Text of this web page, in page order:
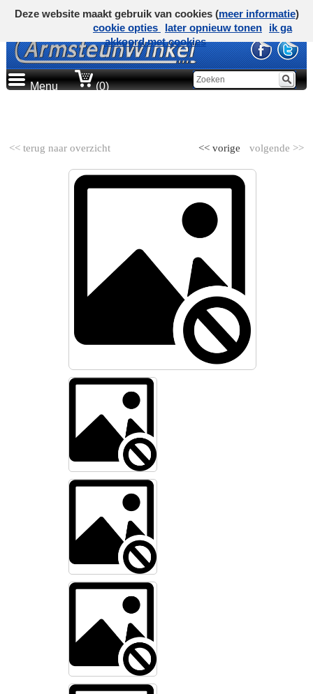
Menu (0)
<< terug naar overzicht volgende >>
<< vorige
Deze website maakt gebruik van cookies (meer informatie)
cookie opties
later opnieuw tonen
ik ga
akkoord met cookies